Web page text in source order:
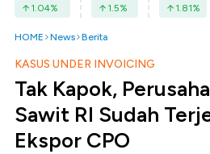
1.04% 1.5% 1.81%
HOME News Berita
KASUS UNDER INVOICING
Tak Kapok,
Sawit RI Sudah
Ekspor CPO